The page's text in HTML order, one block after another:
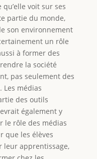
voit sur ses
partie du monde,
son environnement
un rôle
à former des
la société
pas seulement des
Les médias
des outils
également y
le rôle des médias
que les élèves
leur apprentissage,